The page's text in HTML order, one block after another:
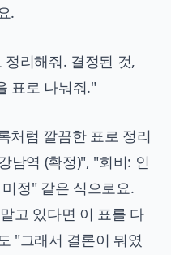
.
리해줘. 결정된 것,
표로 나눠줘."
처럼 깔끔한 표로 정리
남역 (확정)", "회비: 인
정" 같은 식으로요.
고 있다면 이 표를 다
"그래서 결론이 뭐였